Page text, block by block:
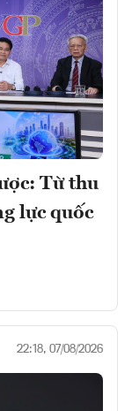
Từ thu
lực quốc
22:18, 07/08/2026